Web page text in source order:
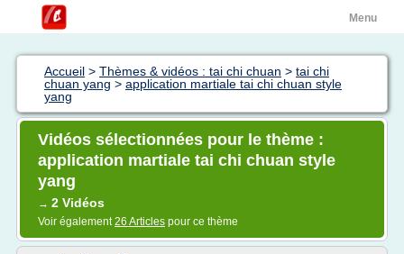
Menu
Accueil > Thèmes & vidéos : tai chi chuan > tai chi
chuan yang > application martiale tai chi chuan style
yang
Vidéos sélectionnées pour le thème :
application martiale tai chi chuan style
yang
→ 2 Vidéos
Voir également26 Articles pour ce thème